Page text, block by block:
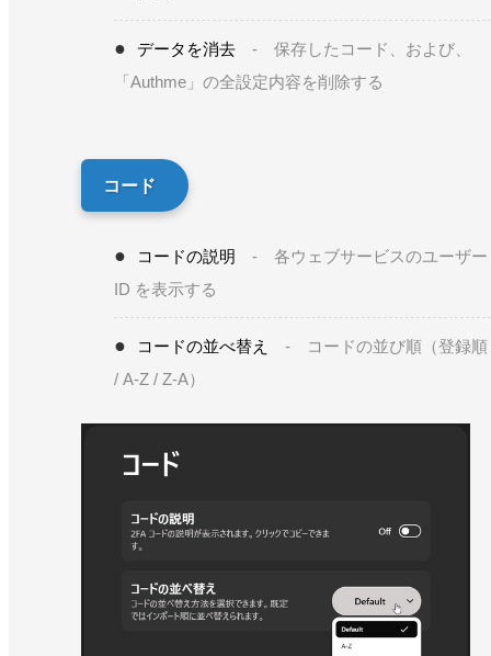
データを消去 - 保存したコード、および、
「Authme」の全設定内容を削除する
コード
コードの説明 - 各ウェブサービスのユーザー
ID を表示する
コードの並べ替え - コードの並び順（登録順
/ A-Z / Z-A）